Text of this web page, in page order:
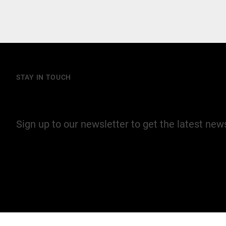
STAY IN TOUCH
Sign up to our newsletter to get the latest